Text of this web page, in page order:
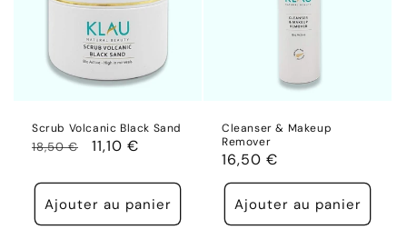
Scrub Volcanic Black Sand
Prix
18,50 €
Prix
11,10 €
Ajouter au panier
Cleanser & Makeup
Remover
Prix
habituel
16,50 €
Ajouter au panier